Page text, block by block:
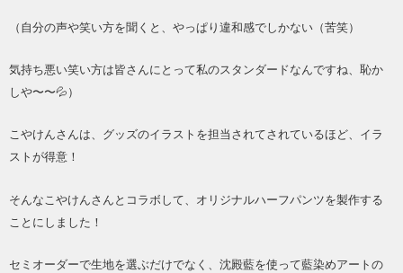
（自分の声や笑い方を聞くと、やっぱり違和感でしかない（苦笑）
気持ち悪い笑い方は皆さんにとって私のスタンダードなんですね、恥か
しや〜〜💦）
こやけんさんは、グッズのイラストを担当されてされているほど、イラ
ストが得意！
そんなこやけんさんとコラボして、オリジナルハーフパンツを製作する
ことにしました！
セミオーダーで生地を選ぶだけでなく、沈殿藍を使って藍染めアートの